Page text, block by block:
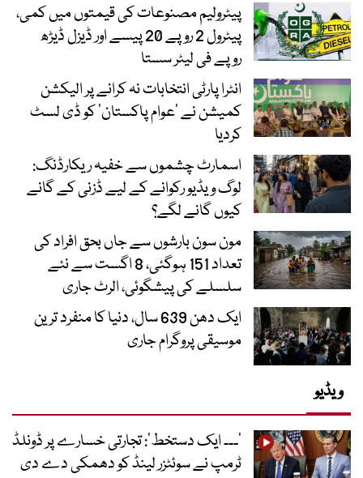
پیٹرولیم مصنوعات کی قیمتوں میں کمی،
پیٹرول 2 روپے 20 پیسے اور ڈیزل ڈیڑھ
روپے فی لیٹر سستا
انٹرا پارٹی انتخابات نہ کرانے پر الیکشن
کمیشن نے ’عوام پاکستان‘ کو ڈی لسٹ
کردیا
اسمارٹ چشموں سے خفیہ ریکارڈنگ:
لوگ ویڈیو رکوانے کے لیے ڈزنی کے گانے
کیوں گانے لگے؟
مون سون بارشوں سے جاں بحق افراد کی
تعداد 151 ہوگئی، 8 اگست سے نئے
سلسلے کی پیشگوئی، الرٹ جاری
ایک دھن 639 سال، دنیا کا منفرد ترین
موسیقی پروگرام جاری
ویڈیو
’۔۔۔ ایک دستخط‘: تجارتی خسارے پر ڈونلڈ
ٹرمپ نے سوئٹزر لینڈ کو دھمکی دے دی